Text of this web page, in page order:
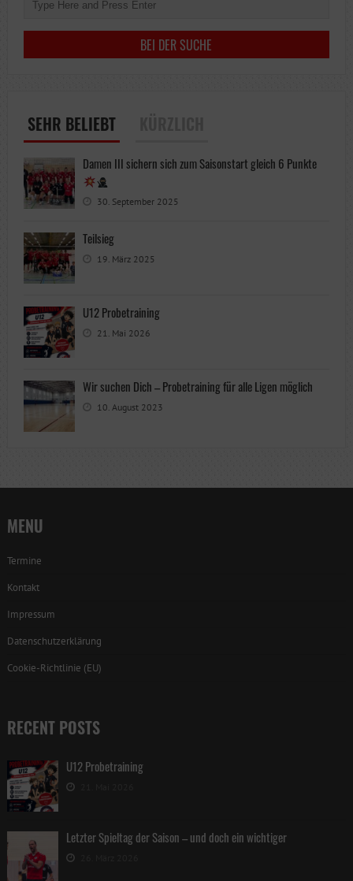
SEHR BELIEBT
Damen III sichern sich zum Saisonstart gleich 6 Punkte
30. September 2025
Teilsieg
19. März 2025
U12 Probetraining
21. Mai 2026
Wir suchen Dich – Probetraining für alle Ligen möglich
10. August 2023
MENU
Termine
Kontakt
Impressum
Datenschutzerklärung
Cookie-Richtlinie (EU)
RECENT POSTS
U12 Probetraining
Letzter Spieltag der Saison – und doch ein wichtiger